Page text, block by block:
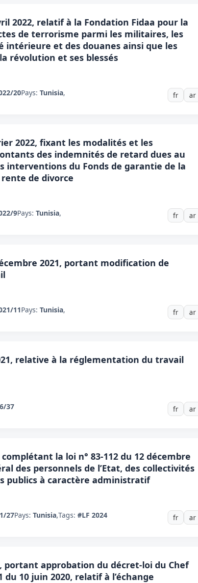
2022, relatif à la Fondation Fidaa pour la
de terrorisme parmi les militaires, les
intérieure et des douanes ainsi que les
révolution et ses blessés
20Pays: Tunisia, fr ar
2022, fixant les modalités et les
des indemnités de retard dues au
du Fonds de garantie de la
de divorce
9Pays: Tunisia, fr ar
2021, portant modification de
11Pays: Tunisia, fr ar
relative à la réglementation du travail
37 fr ar
complétant la loi n° 83-112 du 12 décembre
des personnels de l’Etat, des collectivités
publics à caractère administratif
27Pays: Tunisia,Tags: #LF 2024 fr ar
portant approbation du décret-loi du Chef
10 juin 2020, relatif à l’échange